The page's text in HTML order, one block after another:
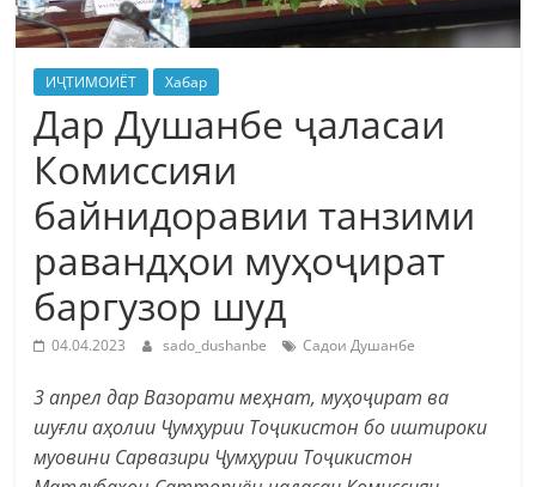
ИҶТИМОИЁТ Хабар
Дар Душанбе ҷаласаи
Комиссияи
байнидоравии танзими
равандҳои муҳоҷират
баргузор шуд
04.04.2023 sado_dushanbe Садои Душанбе
3 апрел дар Вазорати меҳнат, муҳоҷират ва
шуғли аҳолии Ҷумҳурии Тоҷикистон бо иштироки
муовини Сарвазири Ҷумҳурии Тоҷикистон